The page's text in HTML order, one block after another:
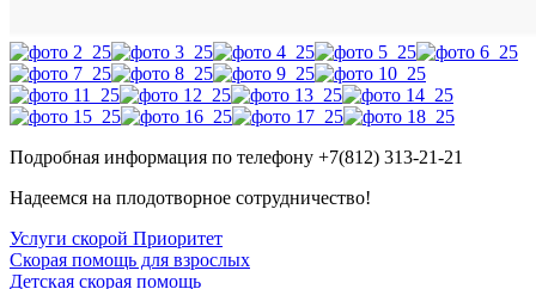
Подробная информация по телефону +7(812) 313-21-21
Надеемся на плодотворное сотрудничество!
Услуги скорой Приоритет
Скорая помощь для взрослых
Детская скорая помощь